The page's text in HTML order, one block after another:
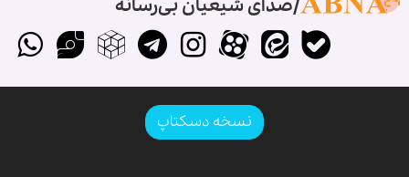
صدای شیعیان بی‌رسانه
نسخه دسکتاپ